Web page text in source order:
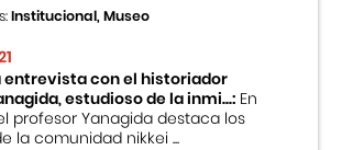
Institucional, Museo
entrevista con el historiador
estudioso de la inmi...:En
profesor Yanagida destaca los
la comunidad nikkei ...